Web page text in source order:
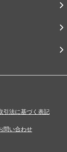
引法に基づく表記
問い合わせ